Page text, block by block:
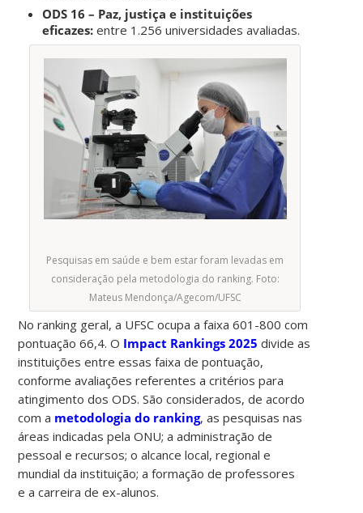
ODS 16 – Paz, justiça e instituições
eficazes: entre 1.256 universidades avaliadas.
Pesquisas em saúde e bem estar foram levadas em
consideração pela metodologia do ranking. Foto:
Mateus Mendonça/Agecom/UFSC
No ranking geral, a UFSC ocupa a faixa 601-800 com
pontuação 66,4. O Impact Rankings 2025 divide as
instituições entre essas faixa de pontuação,
conforme avaliações referentes a critérios para
atingimento dos ODS. São considerados, de acordo
com a metodologia do ranking, as pesquisas nas
áreas indicadas pela ONU; a administração de
pessoal e recursos; o alcance local, regional e
mundial da instituição; a formação de professores
e a carreira de ex-alunos.